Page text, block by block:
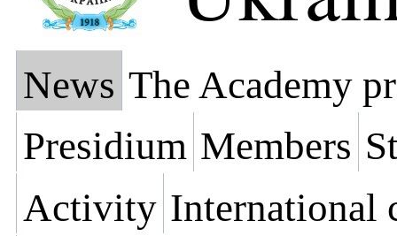
News The Academy
Presidium Members
Activity International